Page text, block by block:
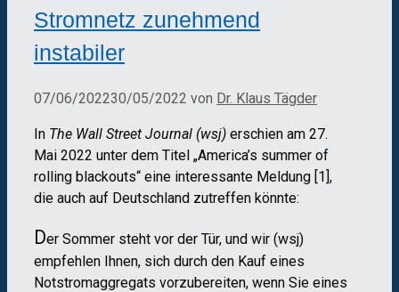
Stromnetz zunehmend
instabiler
07/06/202230/05/2022 von Dr. Klaus Tägder
In The Wall Street Journal (wsj) erschien am 27.
Mai 2022 unter dem Titel „America’s summer of
rolling blackouts“ eine interessante Meldung [1],
die auch auf Deutschland zutreffen könnte:
Der Sommer steht vor der Tür, und wir (wsj)
empfehlen Ihnen, sich durch den Kauf eines
Notstromaggregats vorzubereiten, wenn Sie eines